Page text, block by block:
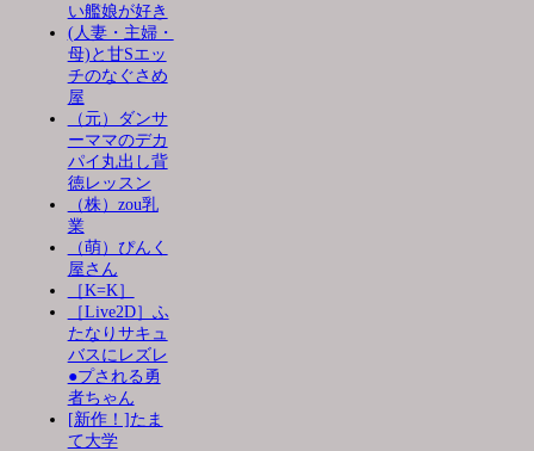
い艦娘が好き
(人妻・主婦・
母)と甘Sエッ
チのなぐさめ
屋
（元）ダンサ
ーママのデカ
パイ丸出し背
徳レッスン
（株）zou乳
業
（萌）ぴんく
屋さん
［K=K］
［Live2D］ふ
たなりサキュ
バスにレズレ
●プされる勇
者ちゃん
[新作！]たま
て大学